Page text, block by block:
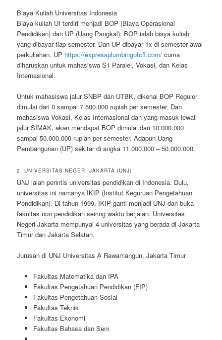
Biaya Kuliah Universitas Indonesia
Biaya kuliah UI terdiri menjadi BOP (Biaya Operasional
Pendidikan) dan UP (Uang Pangkal). BOP ialah biaya kuliah
yang dibayar tiap semester. Dan UP dibayar 1x di semester awal
perkuliahan. UP https://expressplumbingofcfl.com/ cuma
diharuskan untuk mahasiswa S1 Paralel, Vokasi, dan Kelas
Internasional.
Untuk mahasiswa jalur SNBP dan UTBK, dikenai BOP Reguler
dimulai dari 0 sampai 7.500.000 rupiah per semester. Dan
mahasiswa Vokasi, Kelas Internasional dan yang masuk lewat
jalur SIMAK, akan mendapat BOP dimulai dari 10.000.000
sampai 50.000.000 rupiah per semester. Adapun Uang
Pembangunan (UP) sekitar di angka 11.000.000 – 50.000.000.
2. UNIVERSITAS NEGERI JAKARTA (UNJ)
UNJ ialah perintis universitas pendidikan di Indonesia. Dulu,
universitas ini namanya IKIP (Institut Keguruan Pengetahuan
Pendidikan). Di tahun 1999, IKIP ganti menjadi UNJ dan buka
fakultas non pendidikan seiring waktu berjalan. Universitas
Negeri Jakarta mempunyai 4 universitas yang berada di Jakarta
Timur dan Jakarta Selatan.
Jurusan di UNJ Universitas A Rawamangun, Jakarta Timur
Fakultas Matematika dan IPA
Fakultas Pengetahuan Pendidikan (FIP)
Fakultas Pengetahuan Sosial
Fakultas Teknik
Fakultas Ekonomi
Fakultas Bahasa dan Seni